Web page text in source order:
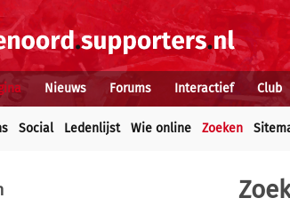
Nieuws Forums Interactief Club
Social Ledenlijst Wie online Zoeken